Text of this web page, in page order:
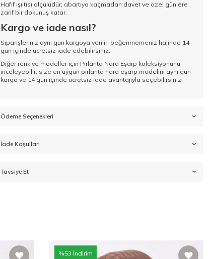
Hafif ışıltısı ölçülüdür; abartıya kaçmadan davet ve özel günlere
zarif bir dokunuş katar.
Kargo ve iade nasıl?
Siparişleriniz aynı gün kargoya verilir; beğenmemeniz halinde 14
gün içinde ücretsiz iade edebilirsiniz.
Diğer renk ve modeller için Pırlanta Nara Eşarp koleksiyonunu
inceleyebilir, size en uygun pırlanta nara eşarp modelini aynı gün
kargo ve 14 gün içinde ücretsiz iade avantajıyla seçebilirsiniz.
Ödeme Seçenekleri
İade Koşulları
Tavsiye Et
%53 İndirim